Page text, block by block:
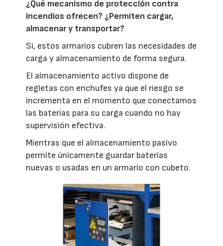
¿Qué mecanismo de protección contra
incendios ofrecen? ¿Permiten cargar,
almacenar y transportar?
Sí, estos armarios cubren las necesidades de
carga y almacenamiento de forma segura.
El almacenamiento activo dispone de
regletas con enchufes ya que el riesgo se
incrementa en el momento que conectamos
las baterías para su carga cuando no hay
supervisión efectiva.
Mientras que el almacenamiento pasivo
permite únicamente guardar baterías
nuevas o usadas en un armario con cubeto.